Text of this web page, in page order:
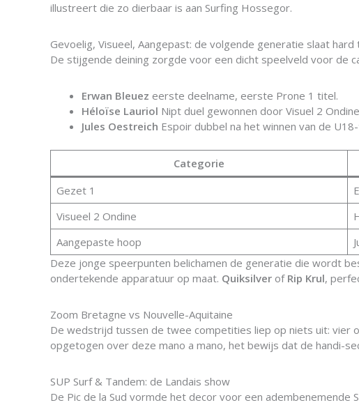
illustreert die zo dierbaar is aan Surfing Hossegor.
Gevoelig, Visueel, Aangepast: de volgende generatie slaat hard
De stijgende deining zorgde voor een dicht speelveld voor de
Erwan Bleuez eerste deelname, eerste Prone 1 titel.
Héloïse Lauriol Nipt duel gewonnen door Visuel 2
Jules Oestreich Espoir dubbel na het winnen van de
Categorie
Gezet 1
Visueel 2 Ondine
Aangepaste hoop
Deze jonge speerpunten belichamen de generatie die wordt
ondertekende apparatuur op maat. Quiksilver of Rip Krul,
Zoom Bretagne vs Nouvelle-Aquitaine
De wedstrijd tussen de twee competities liep op niets uit: vier
opgetogen over deze mano a mano, het bewijs dat de handi-
SUP Surf & Tandem: de Landais show
De Pic de la Sud vormde het decor voor een adembenemende